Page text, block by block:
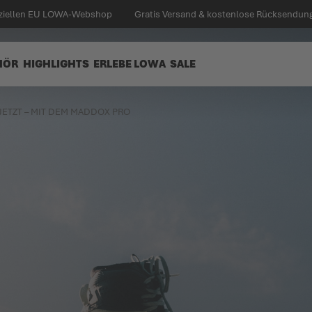
EU LOWA-Webshop Gratis Versand & kostenlose
HIGHLIGHTS ERLEBE LOWA SALE
– MIT DEM MADDOX PRO